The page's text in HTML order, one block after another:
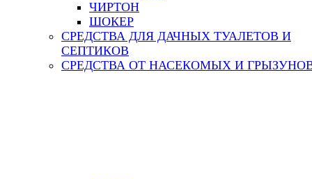
ЧИРТОН
ШОКЕР
СРЕДСТВА ДЛЯ ДАЧНЫХ ТУАЛЕТОВ И
СЕПТИКОВ
СРЕДСТВА ОТ НАСЕКОМЫХ И